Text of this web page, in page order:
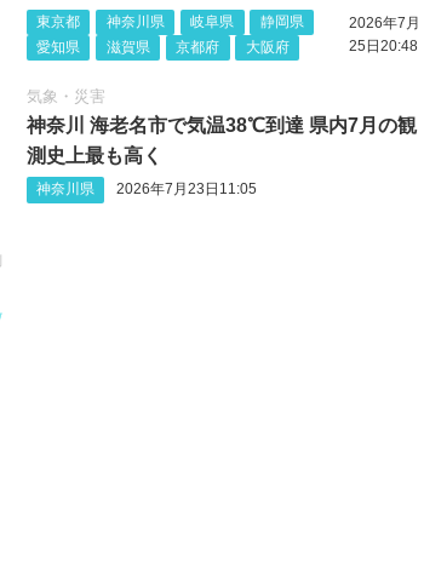
東京都 神奈川県 岐阜県
静岡県
愛知県
滋賀県 京都府 大阪府
2026年7月
25日20:48
気象・災害
神奈川 海老名市で気温38℃到達 県内7月の観
測史上最も高く
神奈川県 2026年7月23日11:05